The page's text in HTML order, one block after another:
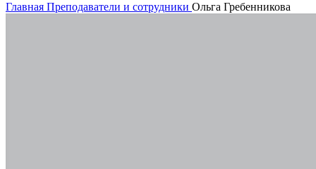
Главная Преподаватели и сотрудники Ольга Гребенникова